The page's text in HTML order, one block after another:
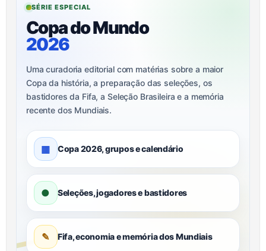
SÉRIE ESPECIAL
Copa do Mundo
2026
Uma curadoria editorial com matérias sobre a maior
Copa da história, a preparação das seleções, os
bastidores da Fifa, a Seleção Brasileira e a memória
recente dos Mundiais.
▦ Copa 2026, grupos e calendário
● Seleções, jogadores e bastidores
✎ Fifa, economia e memória dos Mundiais